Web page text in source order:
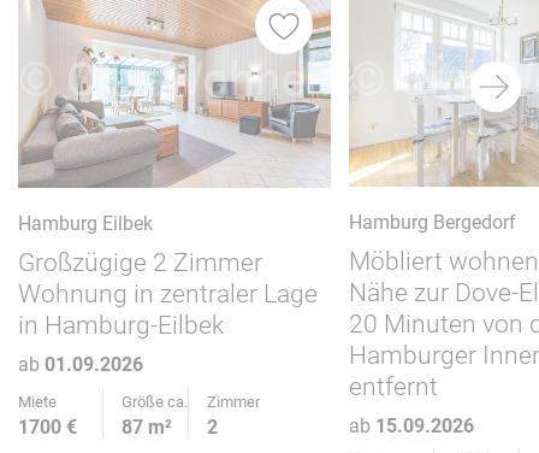
Hamburg Eilbek
Großzügige 2 Zimmer
Wohnung in zentraler Lage
in Hamburg-Eilbek
ab 01.09.2026
Miete Größe ca. Zimmer
1700 € 87 m² 2
Hamburg Bergedorf
Möbliert
Nähe zur Dove-
20 Minuten von
Hamburger
entfernt
ab 15.09.2026
Merkliste